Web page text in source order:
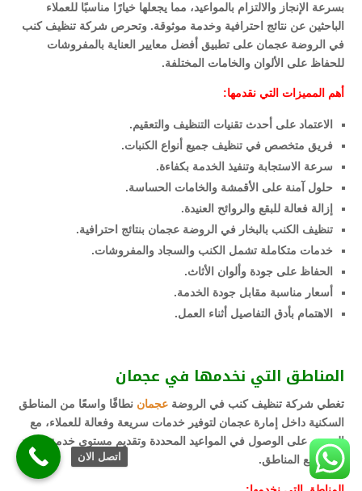
بسرعة الإنجاز والالتزام بالمواعيد، مما يجعلها خيارًا مناسبًا للعملاء
الباحثين عن نتائج احترافية وخدمة موثوقة. وتحرص شركة تنظيف كنب
في الروضة عجمان على تطبيق أفضل معايير العناية بالمفروشات
للحفاظ على الألوان والخامات المختلفة.
أهم المميزات التي نقدمها:
الاعتماد على أحدث تقنيات التنظيف والتعقيم.
فريق متخصص في تنظيف جميع أنواع الكنبات.
سرعة الاستجابة وتنفيذ الخدمة بكفاءة.
حلول آمنة على الأقمشة والخامات الحساسة.
إزالة فعالة للبقع والروائح العنيدة.
تنظيف الكنب بالبخار في الروضة عجمان بنتائج احترافية.
خدمات متكاملة تشمل الكنب والسجاد والمفروشات.
الحفاظ على جودة وألوان الأثاث.
أسعار مناسبة مقابل جودة الخدمة.
الاهتمام بأدق التفاصيل أثناء العمل.
المناطق التي نخدمها في عجمان
تغطي شركة تنظيف كنب في الروضة عجمان نطاقًا واسعًا من المناطق
السكنية داخل إمارة عجمان لتوفير خدمات سريعة وفعالة للعملاء، مع
الحرص على الوصول في المواعيد المحددة وتقديم مستوى خدمة موحد
في جميع المناطق.
اتصل الان